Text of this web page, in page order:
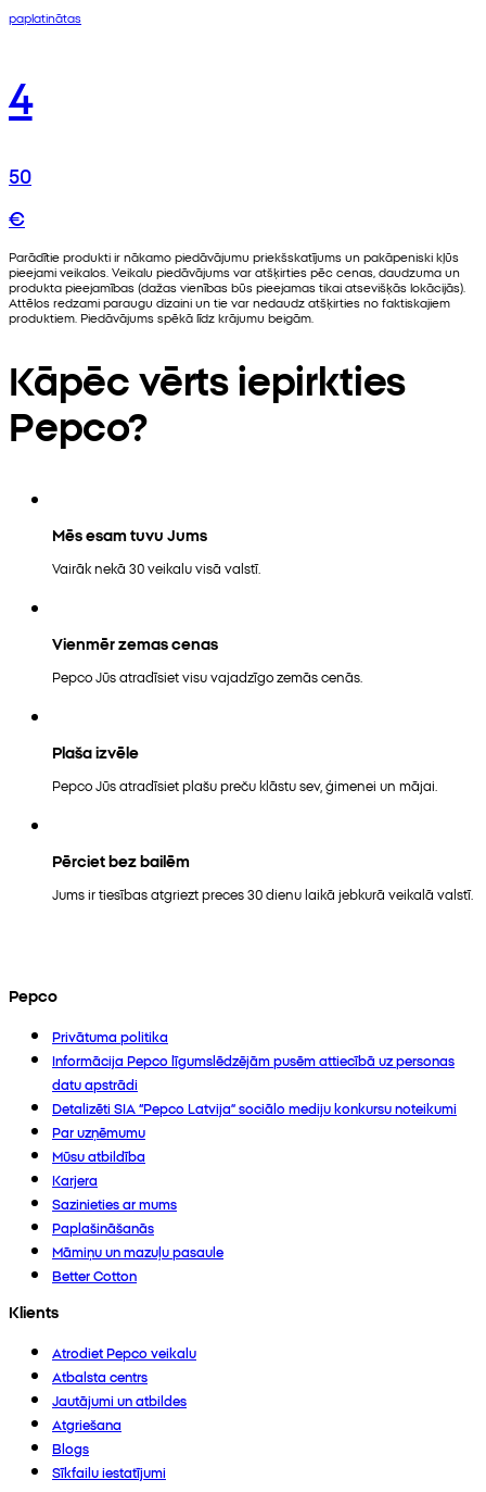
paplatinātas
4
50
€
Parādītie produkti ir nākamo piedāvājumu priekšskatījums un pakāpeniski kļūs
pieejami veikalos. Veikalu piedāvājums var atšķirties pēc cenas, daudzuma un
produkta pieejamības (dažas vienības būs pieejamas tikai atsevišķās lokācijās).
Attēlos redzami paraugu dizaini un tie var nedaudz atšķirties no faktiskajiem
produktiem. Piedāvājums spēkā līdz krājumu beigām.
Kāpēc vērts iepirkties
Pepco?
Mēs esam tuvu Jums
Vairāk nekā 30 veikalu visā valstī.
Vienmēr zemas cenas
Pepco Jūs atradīsiet visu vajadzīgo zemās cenās.
Plaša izvēle
Pepco Jūs atradīsiet plašu preču klāstu sev, ģimenei un mājai.
Pērciet bez bailēm
Jums ir tiesības atgriezt preces 30 dienu laikā jebkurā veikalā valstī.
Pepco
Privātuma politika
Informācija Pepco līgumslēdzējām pusēm attiecībā uz personas
datu apstrādi
Detalizēti SIA “Pepco Latvija” sociālo mediju konkursu noteikumi
Par uzņēmumu
Mūsu atbildība
Karjera
Sazinieties ar mums
Paplašināšanās
Māmiņu un mazuļu pasaule
Better Cotton
Klients
Atrodiet Pepco veikalu
Atbalsta centrs
Jautājumi un atbildes
Atgriešana
Blogs
Sīkfailu iestatījumi